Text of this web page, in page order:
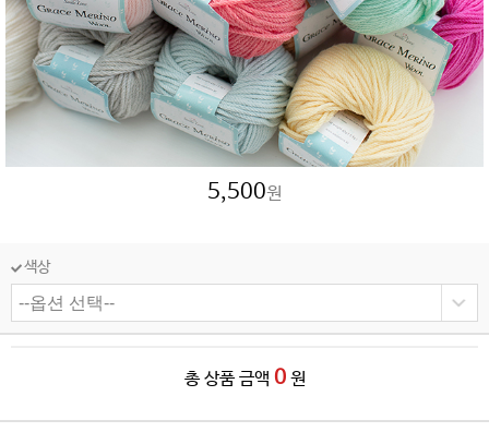
5,500원
색상
총 상품 금액 0 원